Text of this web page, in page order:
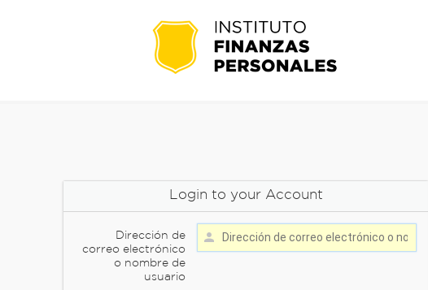
Login to your Account
Dirección de
correo electrónico
o nombre de
usuario